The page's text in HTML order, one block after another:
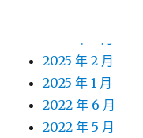
2025 年 3 月
2025 年 2 月
2025 年 1 月
2022 年 6 月
2022 年 5 月